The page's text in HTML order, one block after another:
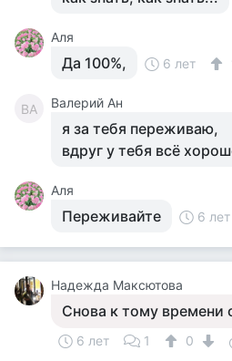
Аля
Да 100%, 6 лет
ВА Валерий Ан
я за тебя переживаю,
вдруг у тебя всё
Аля
Переживайте 6 лет
Надежда Максютова
Снова к тому времени
6 лет 1 0